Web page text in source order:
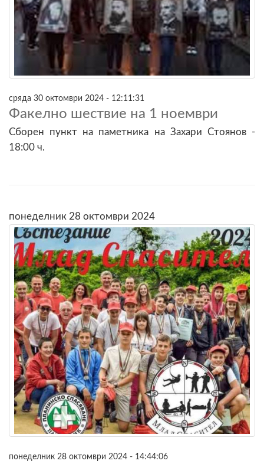
сряда 30 октомври 2024 - 12:11:31
Факелно шествие на 1 ноември
Сборен пункт на паметника на Захари Стоянов -
18:00 ч.
понеделник 28 октомври 2024
понеделник 28 октомври 2024 - 14:44:06